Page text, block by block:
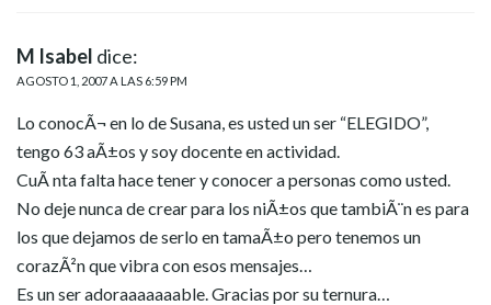
M Isabel dice:
AGOSTO 1, 2007 A LAS 6:59 PM
Lo conocÃ¬ en lo de Susana, es usted un ser “ELEGIDO”,
tengo 63 aÃ±os y soy docente en actividad.
CuÃ nta falta hace tener y conocer a personas como usted.
No deje nunca de crear para los niÃ±os que tambiÃ¨n es para
los que dejamos de serlo en tamaÃ±o pero tenemos un
corazÃ²n que vibra con esos mensajes…
Es un ser adoraaaaaaable. Gracias por su ternura…